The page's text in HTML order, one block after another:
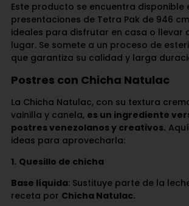
Este producto se encuentra disponible
presentaciones de Tetra Pak de 946
ideales para disfrutar en casa o llevar
lugar. Se somete a un proceso de
que garantiza su calidad y larga
Postres con Chicha Natulac
La Chicha Natulac, con su textura
vainilla y canela, es un ingrediente
postres venezolanos y creativos.
ideas para aprovecharla:
1. Quesillo de chicha
Base líquida: Sustituye parte de la
receta por Chicha Natulac.